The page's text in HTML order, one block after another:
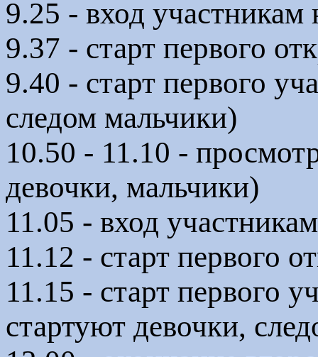
9.25 - вход участникам
9.37 - старт первого
9.40 - старт первого
следом мальчики)
10.50 - 11.10 -
девочки, мальчики)
11.05 - вход
11.12 - старт первого
11.15 - старт первого
стартуют девочки,